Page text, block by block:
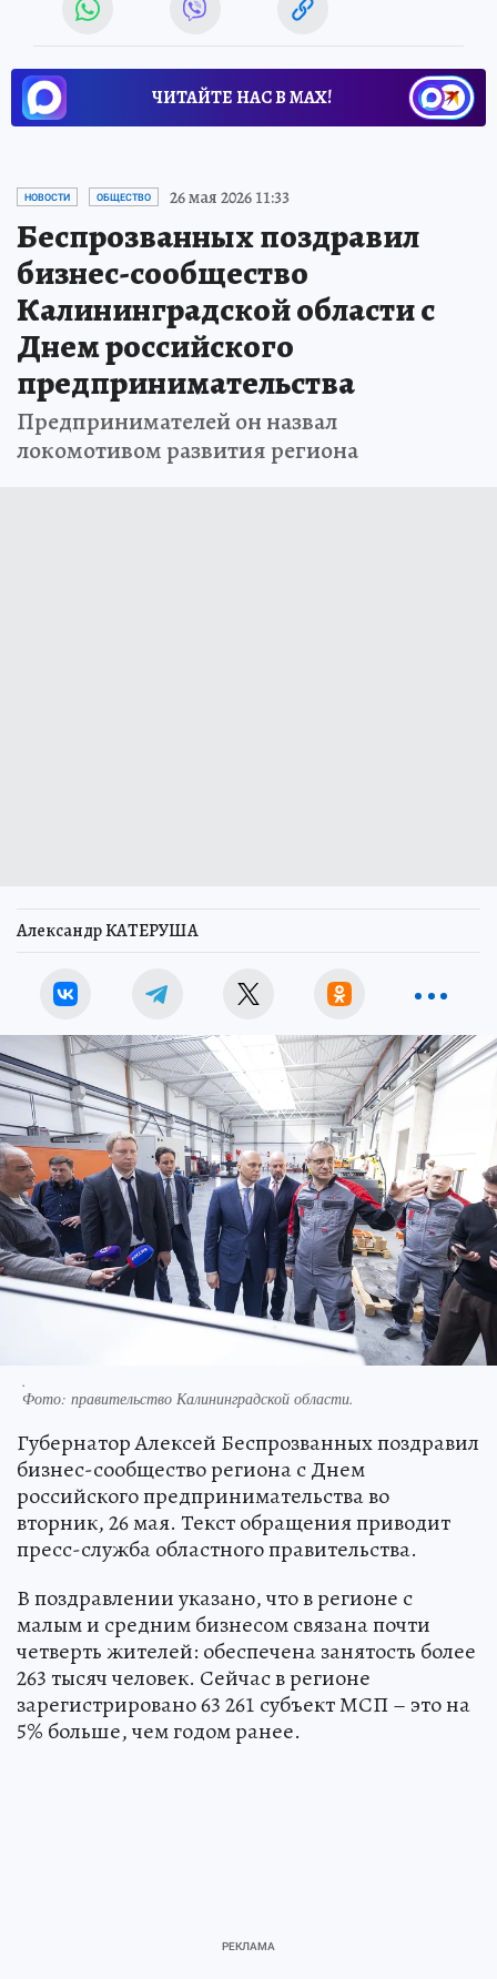
ЧИТАЙТЕ НАС В МАХ!
НОВОСТИ ОБЩЕСТВО 26 мая 2026 11:33
Беспрозванных поздравил
бизнес-сообщество
Калининградской области с
Днем российского
предпринимательства
Предпринимателей он назвал
локомотивом развития региона
Александр КАТЕРУША
.
Фото: правительство Калининградской области.
Губернатор Алексей Беспрозванных поздравил
бизнес-сообщество региона с Днем
российского предпринимательства во
вторник, 26 мая. Текст обращения приводит
пресс-служба областного правительства.
В поздравлении указано, что в регионе с
малым и средним бизнесом связана почти
четверть жителей: обеспечена занятость более
263 тысяч человек. Сейчас в регионе
зарегистрировано 63 261 субъект МСП – это на
5% больше, чем годом ранее.